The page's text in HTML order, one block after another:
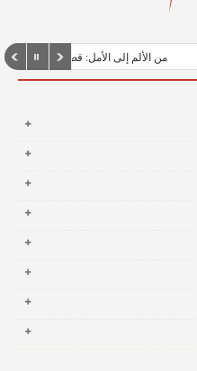
من الألم إلى الأمل: قصة حصوات